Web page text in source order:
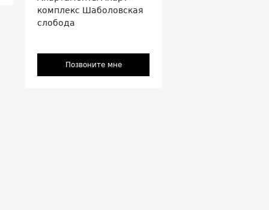
комплекс Шаболовская
слобода
Позвоните мне